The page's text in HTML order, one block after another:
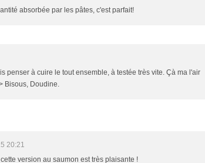
absorbée par les pâtes, c'est parfait!
penser à cuire le tout ensemble, à testée très vite. Çà ma l'air
Bisous, Doudine.
20:21
version au saumon est très plaisante !